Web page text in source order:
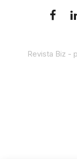
Revista Biz -